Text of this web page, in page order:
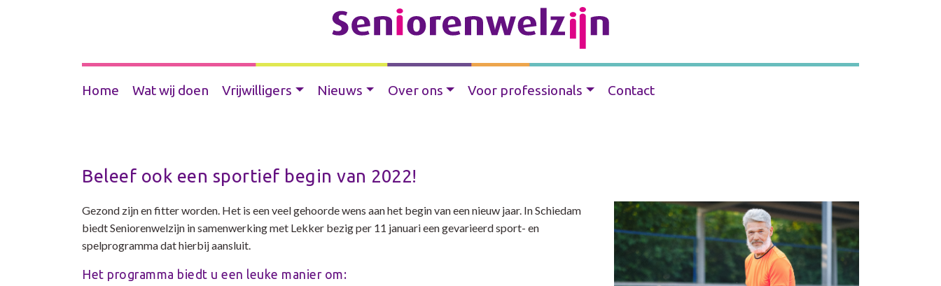
Home Wat wij doen Vrijwilligers Nieuws Over ons Voor professionals Contact
Beleef ook een sportief begin van 2022!
Gezond zijn en fitter worden. Het is een veel gehoorde wens aan het begin van een nieuw jaar. In Schiedam
biedt Seniorenwelzijn in samenwerking met Lekker bezig per 11 januari een gevarieerd sport- en
spelprogramma dat hierbij aansluit.
Het programma biedt u een leuke manier om: